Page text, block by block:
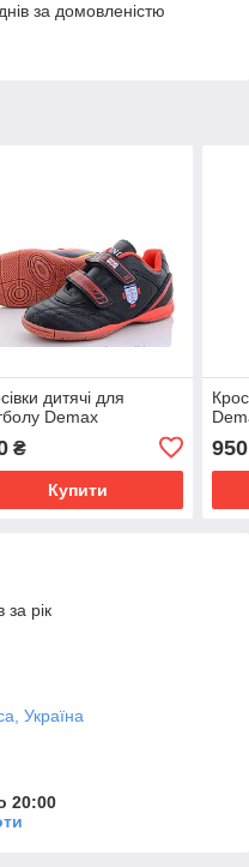
за домовленістю
дитячі для
Demax
₴
Купити
950
за рік
Україна
20:00